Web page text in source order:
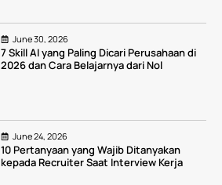
June 30, 2026
7 Skill AI yang Paling Dicari Perusahaan di
2026 dan Cara Belajarnya dari Nol
June 24, 2026
10 Pertanyaan yang Wajib Ditanyakan
kepada Recruiter Saat Interview Kerja